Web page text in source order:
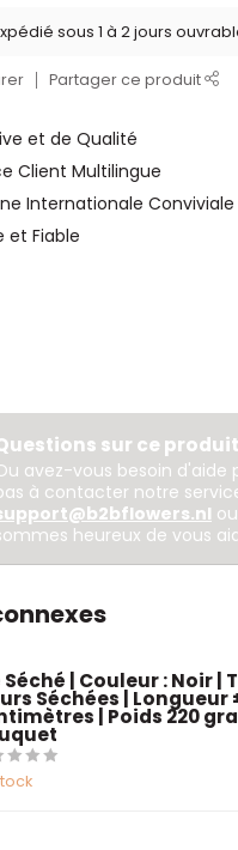
sous 1 à 2 jours
Partager ce produit
et de Qualité
Client Multilingue
Internationale Conviviale
et Fiable
sur ce
avez-vous besoin d'aide
à contacter notre
ou
heureux de vous
Séché | Couleur : Noir |
Séchées | Longueur
| Poids 220